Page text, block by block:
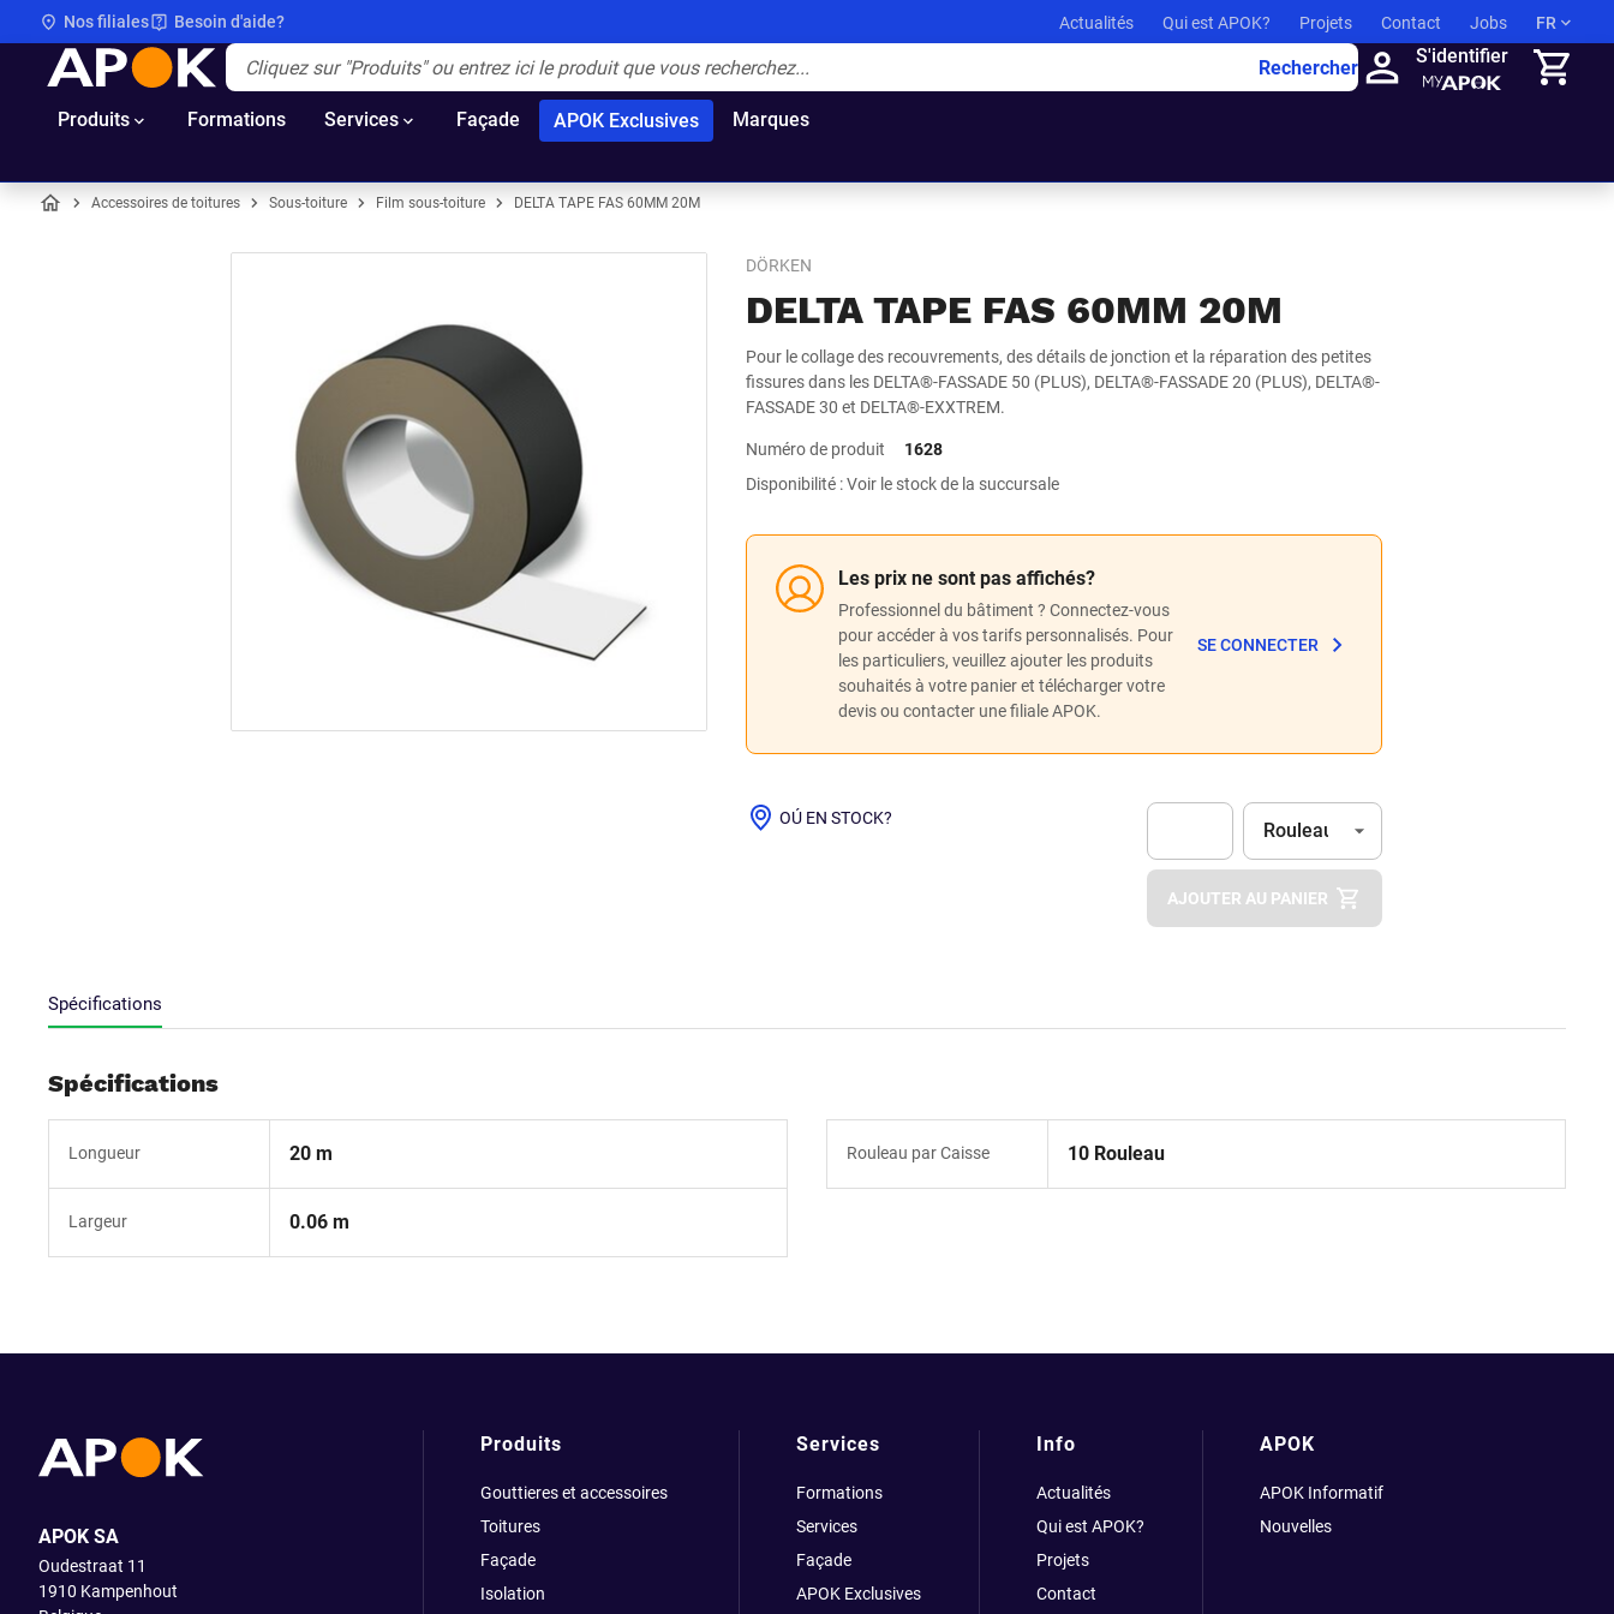
Nos filiales Besoin d'aide? Actualités Qui est APOK? Projets Contact Jobs FR
APOK Rechercher
S'identifier
Produits Formations Services Façade APOK Exclusives Marques
Accessoires de toitures Sous-toiture Film sous-toiture DELTA TAPE FAS 60MM 20M
DÖRKEN
DELTA TAPE FAS 60MM 20M
Pour le collage des recouvrements, des détails de jonction et la réparation des petites
fissures dans les DELTA®-FASSADE 50 (PLUS), DELTA®-FASSADE 20 (PLUS), DELTA®-
FASSADE 30 et DELTA®-EXXTREM.
Numéro de produit
1628
Disponibilité : Voir le stock de la succursale
Les prix ne sont pas affichés?
Professionnel du bâtiment ? Connectez-vous
pour accéder à vos tarifs personnalisés. Pour
les particuliers, veuillez ajouter les produits
souhaités à votre panier et télécharger votre
devis ou contacter une filiale APOK.
SE CONNECTER
OÚ EN STOCK?
Apok.Product.Detail.AddToCart.Quantity
Unité
Rouleau
AJOUTER AU PANIER
Spécifications
Spécifications
Longueur 20 m
Largeur 0.06 m
Rouleau par Caisse 10 Rouleau
APOK SA
Oudestraat 11
1910 Kampenhout
Produits
Gouttieres et accessoires
Toitures
Façade
Isolation
Services
Formations
Services
Façade
APOK Exclusives
Info
Actualités
Qui est APOK?
Projets
Contact
APOK
APOK Informatif
Nouvelles